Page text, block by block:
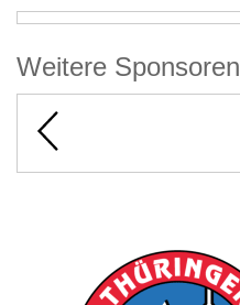
Weitere Sponsoren